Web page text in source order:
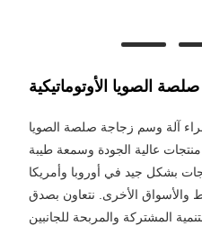
الصويا الأوتوماتيكية
آلة وسم زجاجة صلصة الصويا
منتجات عالية الجودة وسمعة طيبة
بشكل جيد في أوروبا وأمريكا
الأخرى. نتعاون بصدق
المشتركة والمربحة للجانبين